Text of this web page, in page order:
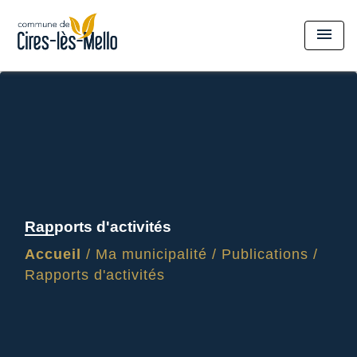
menu
Rapports d'activités
Accueil / Ma municipalité / Publications /
Rapports d'activités